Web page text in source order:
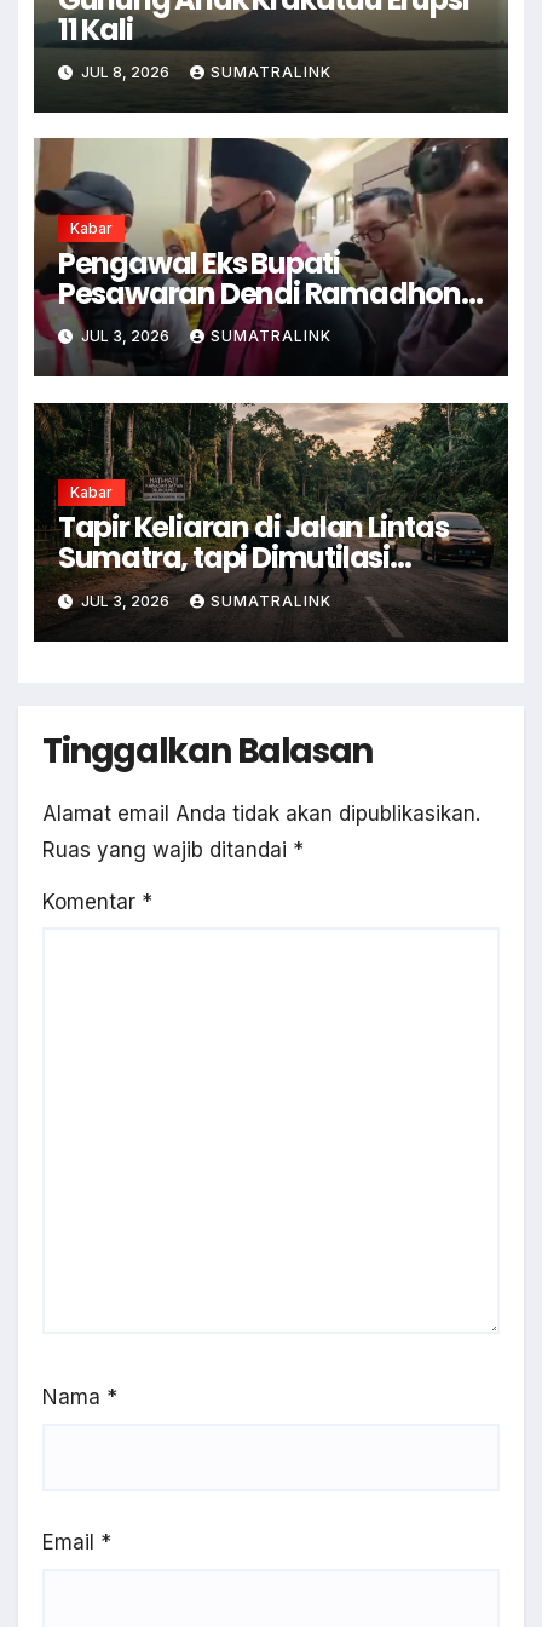
11 Kali
JUL 8, 2026 SUMATRALINK
Kabar
Pengawal Eks Bupati
Pesawaran Dendi Ramadhona
Pukul Kamera Wartawan
JUL 3, 2026 SUMATRALINK
Kabar
Tapir Keliaran di Jalan Lintas
Sumatra, tapi Dimutilasi
Warga
JUL 3, 2026 SUMATRALINK
Tinggalkan Balasan
Alamat email Anda tidak akan dipublikasikan.
Ruas yang wajib ditandai *
Komentar *
Nama *
Email *